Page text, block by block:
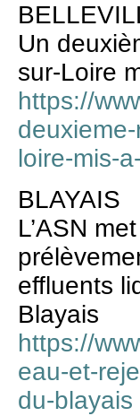
Un
sur-Loire
https://
loire-mis-
BLAYAIS
L’ASN
effluents
Blayais
https://
eau-et-
du-blayais